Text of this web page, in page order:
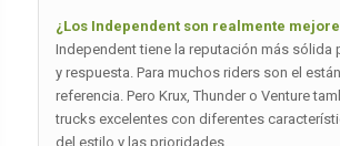
¿Los Independent son realmente
Independent tiene la reputación más sólida
y respuesta. Para muchos riders son el
referencia. Pero Krux, Thunder o Venture
trucks excelentes con diferentes
del estilo y las prioridades.